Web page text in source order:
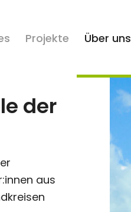
Projekte Über uns
der
aus